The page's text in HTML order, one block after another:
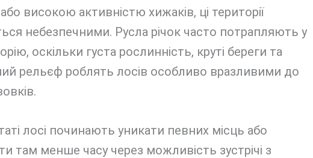
або високою активністю хижаків, ці території
небезпечними. Русла річок часто потрапляють у
оскільки густа рослинність, круті береги та
рельєф роблять лосів особливо вразливими до
лосі починають уникати певних місць або
там менше часу через можливість зустрічі з